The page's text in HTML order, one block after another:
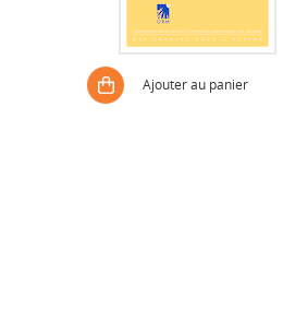
Ajouter au panier